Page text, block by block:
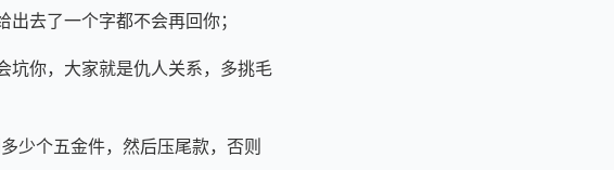
去了一个字都不会再回你；
坑你，大家就是仇人关系，多挑毛
少个五金件，然后压尾款，否则